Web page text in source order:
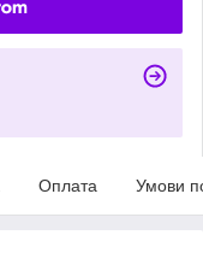
Оплата Умови